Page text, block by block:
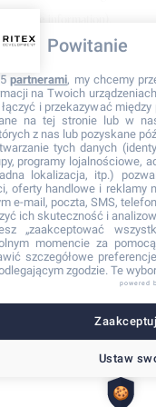
Powitanie
partnerami, my chcemy
na Twoich
łączyć i przekazywać
na tej stronie lub w
z nas lub pozyskane
tych danych
programy lojalnościowe,
lokalizacja, itp.)
oferty handlowe i reklamy
e-mail, poczta, SMS,
ich skuteczność i
„zaakceptować
momencie za
szczegółowe
zgodzie. Te
powered
Ustaw